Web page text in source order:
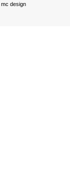
mc design